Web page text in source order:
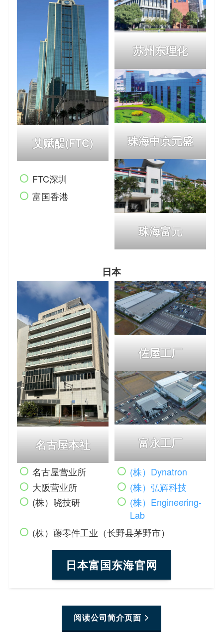
艾赋醍(FTC)
FTC深圳
富国香港
苏州东理化
珠海中京元盛
珠海富元
日本
名古屋本社
佐屋工厂
富永工厂
名古屋营业所
大阪营业所
(株）晓技研
(株）Dynatron
(株）弘辉科技
(株）Engineering-
Lab
(株）藤零件工业（长野县茅野市）
日本富国东海官网
阅读公司简介页面